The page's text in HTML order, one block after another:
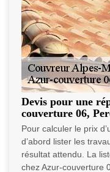
Devis pour une
couverture 06,
Pour calculer le prix
d’abord lister les
résultat attendu. La
chez Azur-couverture